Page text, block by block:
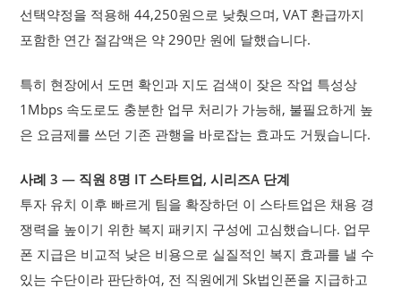
선택약정을 적용해 44,250원으로 낮췄으며, VAT 환급까지
포함한 연간 절감액은 약 290만 원에 달했습니다.
특히 현장에서 도면 확인과 지도 검색이 잦은 작업 특성상
1Mbps 속도로도 충분한 업무 처리가 가능해, 불필요하게 높
은 요금제를 쓰던 기존 관행을 바로잡는 효과도 거뒀습니다.
사례 3 — 직원 8명 IT 스타트업, 시리즈A 단계
투자 유치 이후 빠르게 팀을 확장하던 이 스타트업은 채용 경
쟁력을 높이기 위한 복지 패키지 구성에 고심했습니다. 업무
폰 지급은 비교적 낮은 비용으로 실질적인 복지 효과를 낼 수
있는 수단이라 판단하여, 전 직원에게 Sk법인폰을 지급하고